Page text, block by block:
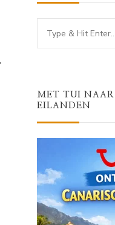
Looking
for
MET TUI
EILANDEN